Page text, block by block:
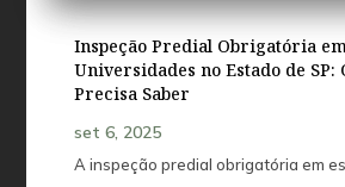
Inspeção Predial Obrigatória
Universidades no Estado de SP:
Precisa Saber
set 6, 2025
A inspeção predial obrigatória em